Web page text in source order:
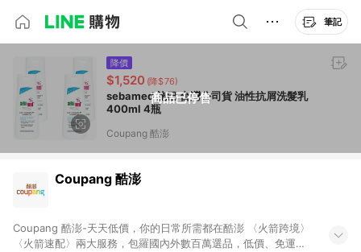
筆記
商品已停售
降價
$1,520 (降$76)
sebamed 施巴 台灣公司貨 油性抗屑洗髮乳
400ml 4瓶
Coupang 酷澎
Coupang 酷澎
Coupang 酷澎-天天低價，你的日常所需都在酷澎 〈火箭跨境〉
〈火箭速配〉兩大服務，包羅國內外數百萬選品，低價、免運，